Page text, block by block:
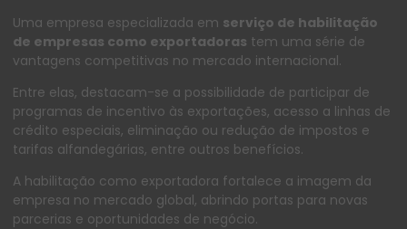
Uma empresa especializada em serviço de habilitação
de empresas como exportadoras tem uma série de
vantagens competitivas no mercado internacional.
Entre elas, destacam-se a possibilidade de participar de
programas de incentivo às exportações, acesso a linhas de
crédito especiais, eliminação ou redução de impostos e
tarifas alfandegárias, entre outros benefícios.
A habilitação como exportadora fortalece a imagem da
empresa no mercado global, abrindo portas para novas
parcerias e oportunidades de negócio.